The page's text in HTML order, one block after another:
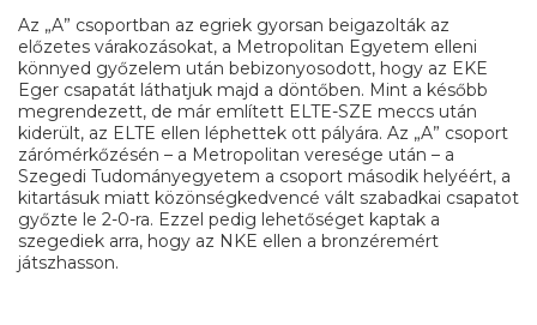
Az „A” csoportban az egriek gyorsan beigazolták az
előzetes várakozásokat, a Metropolitan Egyetem elleni
könnyed győzelem után bebizonyosodott, hogy az EKE
Eger csapatát láthatjuk majd a döntőben. Mint a később
megrendezett, de már említett ELTE-SZE meccs után
kiderült, az ELTE ellen léphettek ott pályára. Az „A” csoport
zárómérkőzésén – a Metropolitan veresége után – a
Szegedi Tudományegyetem a csoport második helyéért, a
kitartásuk miatt közönségkedvencé vált szabadkai csapatot
győzte le 2-0-ra. Ezzel pedig lehetőséget kaptak a
szegediek arra, hogy az NKE ellen a bronzéremért
játszhasson.